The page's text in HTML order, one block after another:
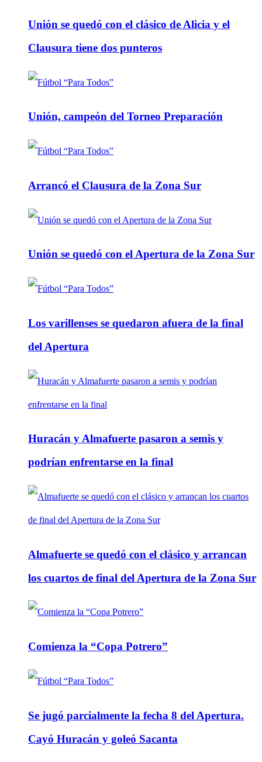
Unión se quedó con el clásico de Alicia y el
Clausura tiene dos punteros
Unión, campeón del Torneo Preparación
Arrancó el Clausura de la Zona Sur
Unión se quedó con el Apertura de la Zona Sur
Los varillenses se quedaron afuera de la final
del Apertura
Huracán y Almafuerte pasaron a semis y
podrían enfrentarse en la final
Almafuerte se quedó con el clásico y arrancan
los cuartos de final del Apertura de la Zona Sur
Comienza la “Copa Potrero”
Se jugó parcialmente la fecha 8 del Apertura.
Cayó Huracán y goleó Sacanta